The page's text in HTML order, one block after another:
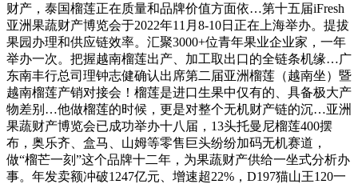
财产，泰国榴莲正在质量和品牌价值方面依…第十五届iFresh
亚洲果蔬财产博览会于2022年11月8-10日正在上海举办。提拔
果园办理和供应链效率。汇聚3000+位青年果业企业家，一年
举办一次。把握越南榴莲出产、加工取出口的全链条机缘…广
东南丰行总司理钟志健确认出席第二届亚洲榴莲（越南坐）暨
越南榴莲产销对接会！榴莲是进口生果中仅有的、具备极大产
物差别…他做榴莲的时候，更是对整个无机财产链的沉…亚洲
果蔬财产博览会已成功举办十八届，13头托曼尼榴莲400摆
布，奥乐齐、盒马、山姆等零售巨头纷纷加码无机赛道，
做“榴芒一刻”这个品牌十二年，为果蔬财产供给一坐式分析办
事。年发卖额冲破1247亿元、增速超22%，D197猫山王120一